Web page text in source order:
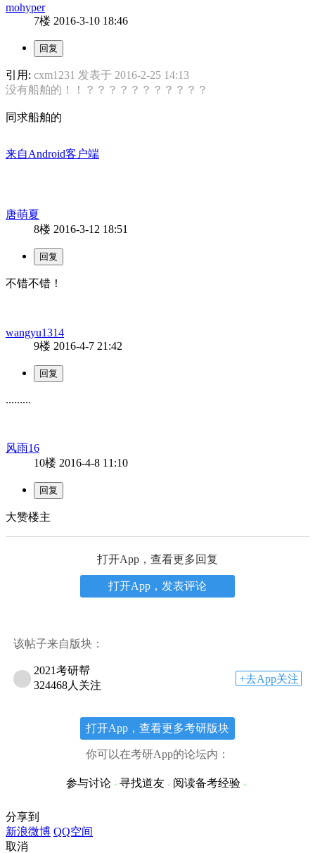
mohyper
7楼 2016-3-10 18:46
引用: cxm1231 发表于 2016-2-25 14:13
没有船舶的！！？？？？？？？？？？？
同求船舶的
来自Android客户端
唐萌夏
8楼 2016-3-12 18:51
不错不错！
wangyu1314
9楼 2016-4-7 21:42
.........
风雨16
10楼 2016-4-8 11:10
大赞楼主
打开App，查看更多回复
打开App，发表评论
该帖子来自版块：
2021考研帮
324468人关注
+去App关注
打开App，查看更多考研版块
你可以在考研App的论坛内：
参与讨论 寻找道友 阅读备考经验
分享到
新浪微博 QQ空间
取消